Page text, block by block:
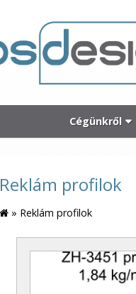
Cégünkről
Reklám profilok
» Reklám profilok